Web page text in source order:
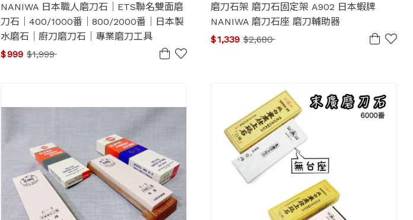
NANIWA 日本職人磨刀石｜ETS聯名雙面磨
刀石｜400/1000番｜800/2000番｜日本製
水磨石｜廚刀磨刀石｜專業磨刀工具
$1,999
$999
磨刀石架 磨刀石固定架 A902 日本蝦牌
NANIWA 磨刀石座 磨刀輔助器
$2,680
$1,339